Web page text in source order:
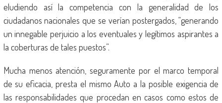
eludiendo así la competencia con la generalidad de los
ciudadanos nacionales que se verían postergados, “generando
un innegable perjuicio a los eventuales y legítimos aspirantes a
la coberturas de tales puestos”.
Mucha menos atención, seguramente por el marco temporal
de su eficacia, presta el mismo Auto a la posible exigencia de
las responsabilidades que procedan en casos como estos de